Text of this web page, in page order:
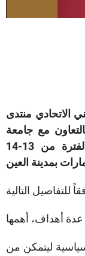
الاتحادي منتدى
مع جامعة
الامارات العربية المتحدة وذلك خلال الفترة من 13-14
ليتمكن من